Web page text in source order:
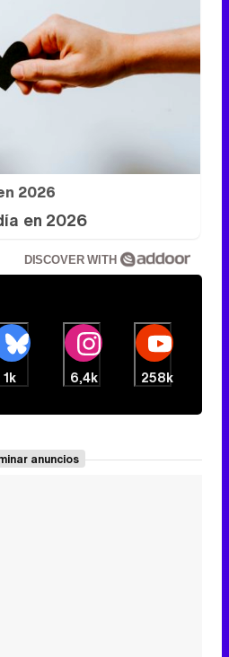
2026
en 2026
DISCOVER WITH
1k 6,4k 258k
anuncios